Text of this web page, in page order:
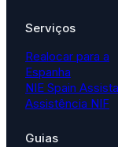
Serviços
Realocar para a
Espanha
NIE Spain
Assistência NIF
Guias